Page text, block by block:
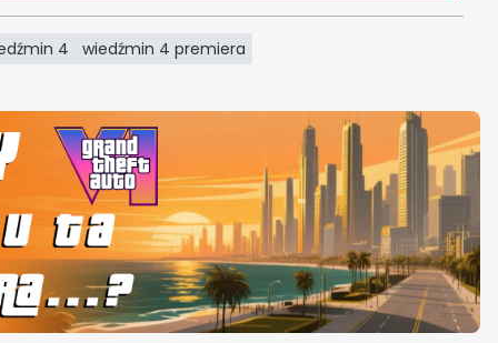
4 wiedźmin 4 premiera